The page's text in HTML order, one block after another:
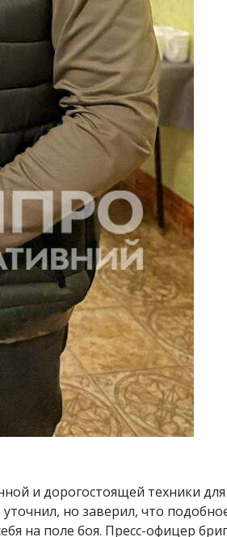
и дорогостоящей техники для
но заверил, что
на поле боя. Пресс-офицер